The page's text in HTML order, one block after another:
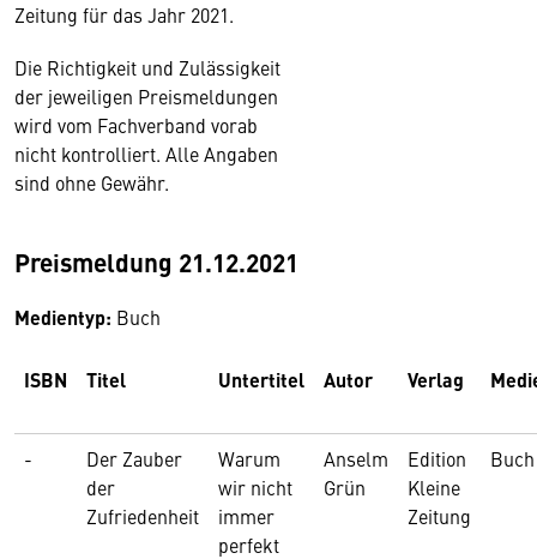
Zeitung für das Jahr 2021.
Die Richtigkeit und Zulässigkeit
der jeweiligen Preismeldungen
wird vom Fachverband vorab
nicht kontrolliert. Alle Angaben
sind ohne Gewähr.
Preismeldung 21.12.2021
Medientyp: Buch
ISBN Titel Untertitel Autor Verlag
-
Der Zauber
der
Zufriedenheit
Warum
wir nicht
immer
perfekt
Anselm
Grün
Edition
Kleine
Zeitung
Buch